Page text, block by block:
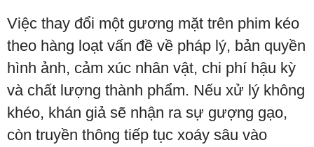
Việc thay đổi một gương mặt trên phim kéo
theo hàng loạt vấn đề về pháp lý, bản quyền
hình ảnh, cảm xúc nhân vật, chi phí hậu kỳ
và chất lượng thành phẩm. Nếu xử lý không
khéo, khán giả sẽ nhận ra sự gượng gạo,
còn truyền thông tiếp tục xoáy sâu vào